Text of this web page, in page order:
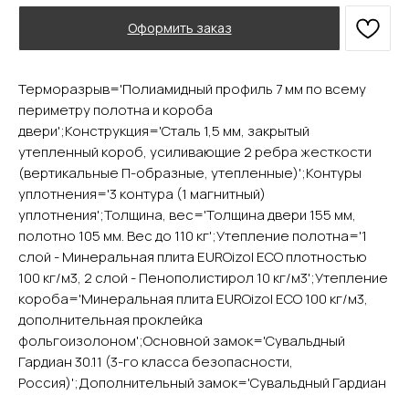
Оформить заказ
Терморазрыв='Полиамидный профиль 7 мм по всему
периметру полотна и короба
двери';Конструкция='Сталь 1,5 мм, закрытый
утепленный короб, усиливающие 2 ребра жесткости
(вертикальные П-образные, утепленные)';Контуры
уплотнения='3 контура (1 магнитный)
уплотнения';Толщина, вес='Толщина двери 155 мм,
полотно 105 мм. Вес до 110 кг';Утепление полотна='1
слой - Минеральная плита EUROizol ECO плотностью
100 кг/м3, 2 слой - Пенополистирол 10 кг/м3';Утепление
короба='Минеральная плита EUROizol ECO 100 кг/м3,
дополнительная проклейка
фольгоизолоном';Основной замок='Сувальдный
Гардиан 30.11 (3-го класса безопасности,
Россия)';Дополнительный замок='Сувальдный Гардиан
YURTA.DVERI
Доставка и оплата
Акции
Главная
Покупателям
ИП Яриш Ю.С.
ОГРНИП 324508100130132
ИНН 501105765500